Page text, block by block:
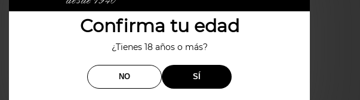
Confirma tu edad
¿Tienes 18 años o más?
NO SÍ